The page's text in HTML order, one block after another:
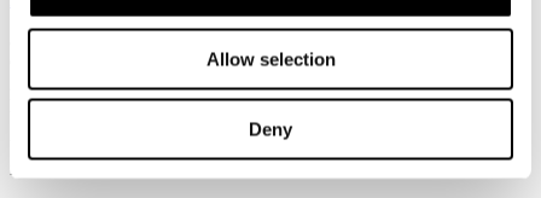
Allow selection
Deny
2026
News 2026
UnTourism: nel primo trimestre del 2026 crescono del 2% gli arrivi